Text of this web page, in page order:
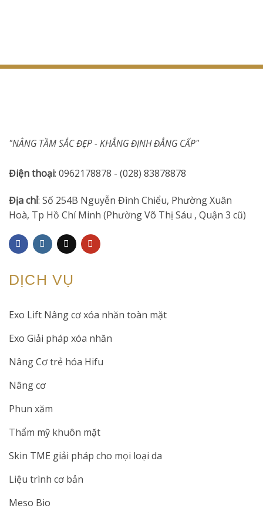
"NÂNG TẦM SẮC ĐẸP - KHẲNG ĐỊNH ĐẲNG CẤP"
Điện thoại: 0962178878 - (028) 83878878
Địa chỉ: Số 254B Nguyễn Đình Chiểu, Phường Xuân
Hoà, Tp Hồ Chí Minh (Phường Võ Thị Sáu , Quận 3 cũ)
DỊCH VỤ
Exo Lift Nâng cơ xóa nhăn toàn mặt
Exo Giải pháp xóa nhăn
Nâng Cơ trẻ hóa Hifu
Nâng cơ
Phun xăm
Thẩm mỹ khuôn mặt
Skin TME giải pháp cho mọi loại da
Liệu trình cơ bản
Meso Bio